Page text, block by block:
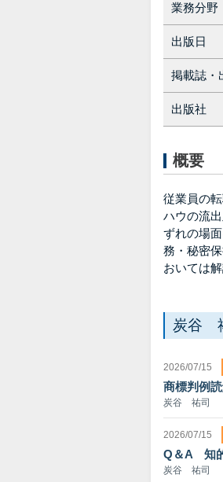
業務分野
出版日
掲載誌・
出版社
概要
従業員の
ハウの流
ずれの場
務・秘密
おいては解
炭谷
2026/07/15
商標判例
炭谷 祐司
2026/07/15
Q＆A 知的
炭谷 祐司